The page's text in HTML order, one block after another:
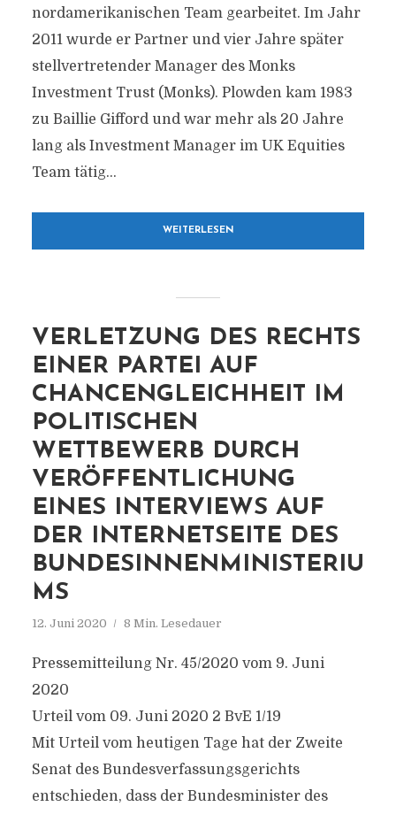
nordamerikanischen Team gearbeitet. Im Jahr
2011 wurde er Partner und vier Jahre später
stellvertretender Manager des Monks
Investment Trust (Monks). Plowden kam 1983
zu Baillie Gifford und war mehr als 20 Jahre
lang als Investment Manager im UK Equities
Team tätig...
WEITERLESEN
VERLETZUNG DES RECHTS
EINER PARTEI AUF
CHANCENGLEICHHEIT IM
POLITISCHEN
WETTBEWERB DURCH
VERÖFFENTLICHUNG
EINES INTERVIEWS AUF
DER INTERNETSEITE DES
BUNDESINNENMINISTERIU
MS
12. Juni 2020 8 Min. Lesedauer
Pressemitteilung Nr. 45/2020 vom 9. Juni
2020
Urteil vom 09. Juni 2020 2 BvE 1/19
Mit Urteil vom heutigen Tage hat der Zweite
Senat des Bundesverfassungsgerichts
entschieden, dass der Bundesminister des